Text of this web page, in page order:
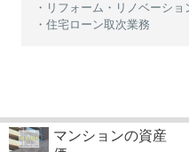
・リフォーム・リノベーショ
・住宅ローン取次業務
マンションの資産